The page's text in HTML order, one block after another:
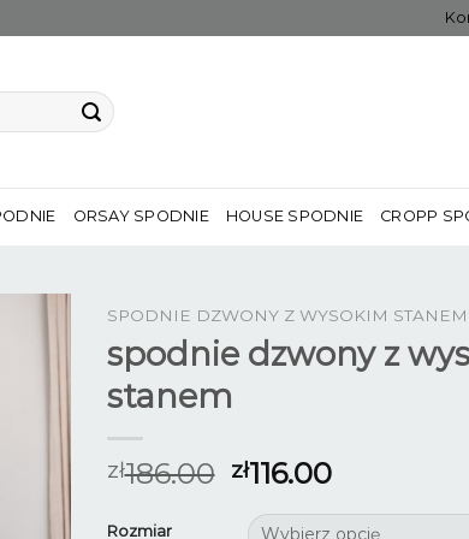
ORSAY SPODNIE HOUSE SPODNIE CROPP
SPODNIE DZWONY Z WYSOKIM STANEM
spodnie dzwony z
stanem
zł186.00 zł116.00
Rozmiar